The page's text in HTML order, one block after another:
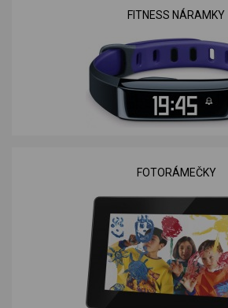
FITNESS NÁRAMKY
FOTORÁMEČKY